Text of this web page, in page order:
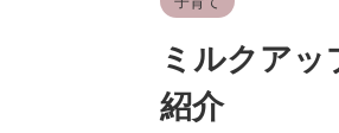
ミルクア
紹介